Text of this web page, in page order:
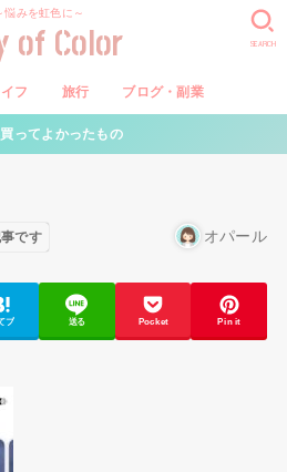
悩みを虹色に～
of Color
フ 旅行 ブログ・副業
SEARCH
ってよかったもの
です オパール
ブ 送る Pocket Pin it